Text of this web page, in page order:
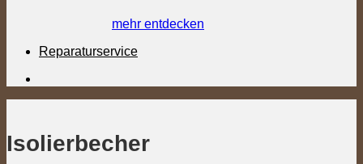
mehr entdecken
Reparaturservice
Isolierbecher